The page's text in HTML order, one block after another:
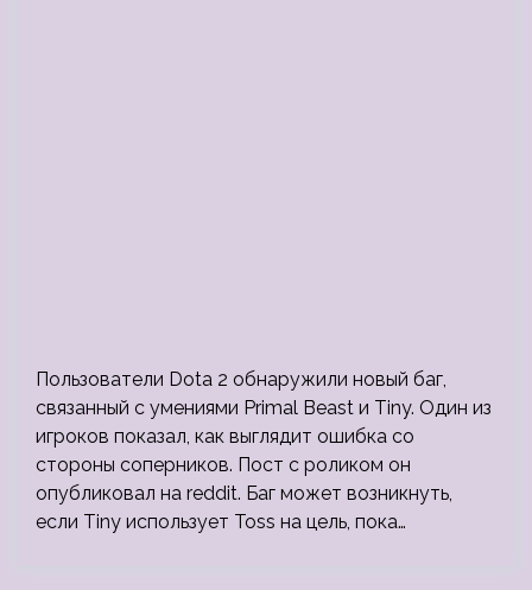
Пользователи Dota 2 обнаружили новый баг,
связанный с умениями Primal Beast и Tiny. Один из
игроков показал, как выглядит ошибка со
стороны соперников. Пост с роликом он
опубликовал на reddit. Баг может возникнуть,
если Tiny использует Toss на цель, пока…